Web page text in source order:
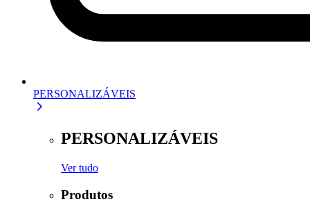
PERSONALIZÁVEIS
PERSONALIZÁVEIS
Ver tudo
Produtos